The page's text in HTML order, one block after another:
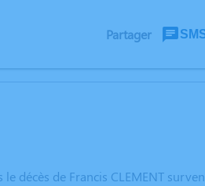
Partager
décès de Francis CLEMENT